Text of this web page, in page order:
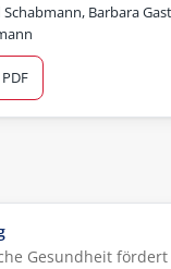
Barbara
PDF
Gesundheit fördert